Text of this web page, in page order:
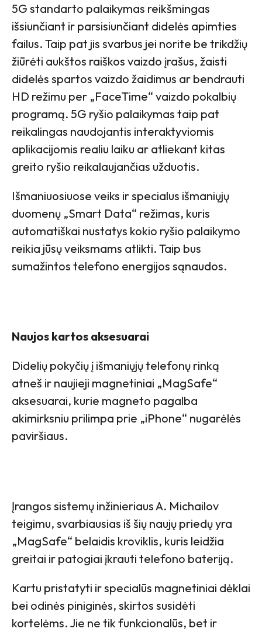
5G standarto palaikymas reikšmingas
išsiunčiant ir parsisiunčiant didelės apimties
failus. Taip pat jis svarbus jei norite be trikdžių
žiūrėti aukštos raiškos vaizdo įrašus, žaisti
didelės spartos vaizdo žaidimus ar bendrauti
HD režimu per „FaceTime“ vaizdo pokalbių
programą. 5G ryšio palaikymas taip pat
reikalingas naudojantis interaktyviomis
aplikacijomis realiu laiku ar atliekant kitas
greito ryšio reikalaujančias užduotis.
Išmaniuosiuose veiks ir specialus išmaniųjų
duomenų „Smart Data“ režimas, kuris
automatiškai nustatys kokio ryšio palaikymo
reikia jūsų veiksmams atlikti. Taip bus
sumažintos telefono energijos sąnaudos.
Naujos kartos aksesuarai
Didelių pokyčių į išmaniųjų telefonų rinką
atneš ir naujieji magnetiniai „MagSafe“
aksesuarai, kurie magneto pagalba
akimirksniu prilimpa prie „iPhone“ nugarėlės
paviršiaus.
Įrangos sistemų inžinieriaus A. Michailov
teigimu, svarbiausias iš šių naujų priedų yra
„MagSafe“ belaidis kroviklis, kuris leidžia
greitai ir patogiai įkrauti telefono bateriją.
Kartu pristatyti ir specialūs magnetiniai dėklai
bei odinės piniginės, skirtos susidėti
kortelėms. Jie ne tik funkcionalūs, bet ir